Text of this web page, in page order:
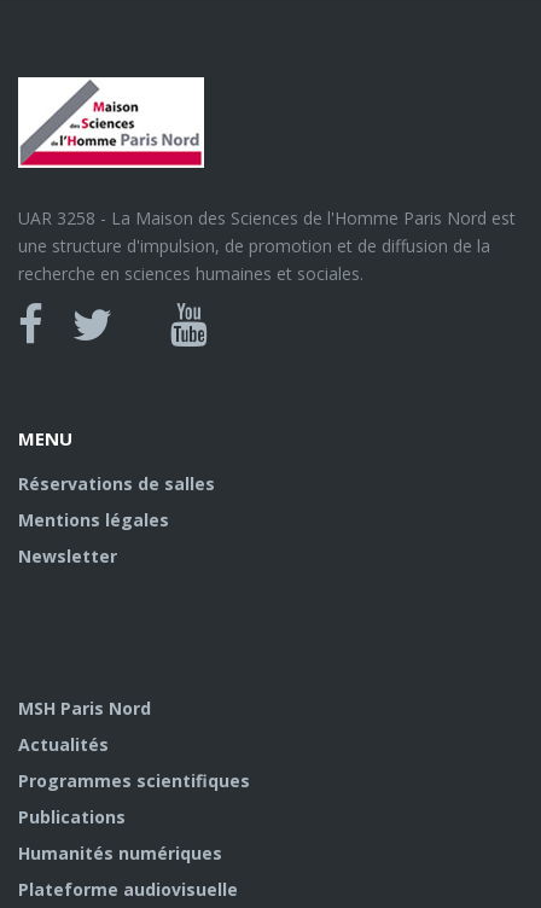
UAR 3258 - La Maison des Sciences de l'Homme Paris Nord est
une structure d'impulsion, de promotion et de diffusion de la
recherche en sciences humaines et sociales.
Canal
MENU
Réservations de salles
Mentions légales
Newsletter
MSH Paris Nord
Actualités
Programmes scientifiques
Publications
Humanités numériques
Plateforme audiovisuelle